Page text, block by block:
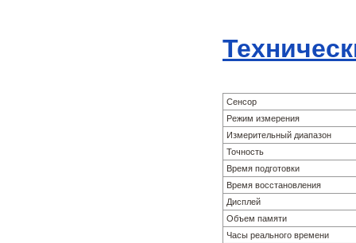
Сенсор
Режим измерения
Измерительный диапазон
Точность
Время подготовки
Время восстановления
Дисплей
Объем памяти
Часы реального времени